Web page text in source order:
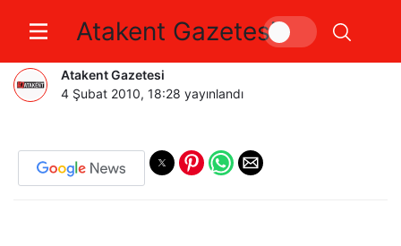
Atakent Gazetesi
CEVAP BEKLEYEN SORULAR
Atakent Gazetesi
4 Şubat 2010, 18:28 yayınlandı